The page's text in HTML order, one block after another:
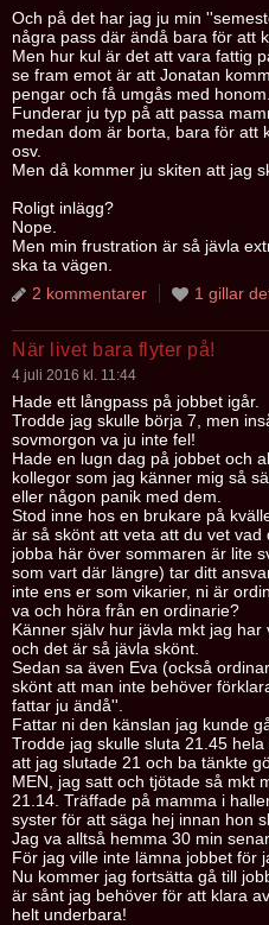
Och på det har jag ju min
några pass där ändå bara för att
Men hur kul är det att vara fattig
se fram emot är att Jonatan
pengar och få umgås med honom.
Funderar ju typ på att passa
medan dom är borta, bara för att
osv.
Men då kommer ju skiten att jag
Roligt inlägg?
Nope.
Men min frustration är så jävla
ska ta vägen.
2 kommentarer
1 gillar
När livet bara flyter på!
4 juli 2016 kl. 11:44
Hade ett långpass på jobbet igår.
Trodde jag skulle börja 7, men
sovmorgon va ju inte fel!
Hade en lugn dag på jobbet och
kollegor som jag känner mig så
eller någon panik med dem.
Stod inne hos en brukare på
är så skönt att veta att du vet
jobba här över sommaren är lite
som vart där längre) tar ditt
inte ens er som vikarier, ni är
va och höra från en ordinarie?
Känner själv hur jävla mkt jag har
och det är så jävla skönt.
Sedan sa även Eva (också
skönt att man inte behöver
fattar ju ändå''.
Fattar ni den känslan jag kunde
Trodde jag skulle sluta 21.45
att jag slutade 21 och ba tänkte
MEN, jag satt och tjötade så mkt
21.14. Träffade på mamma i
syster för att säga hej innan hon
Jag va alltså hemma 30 min
För jag ville inte lämna jobbet för
Nu kommer jag fortsätta gå till
är sånt jag behöver för att klara
helt underbara!